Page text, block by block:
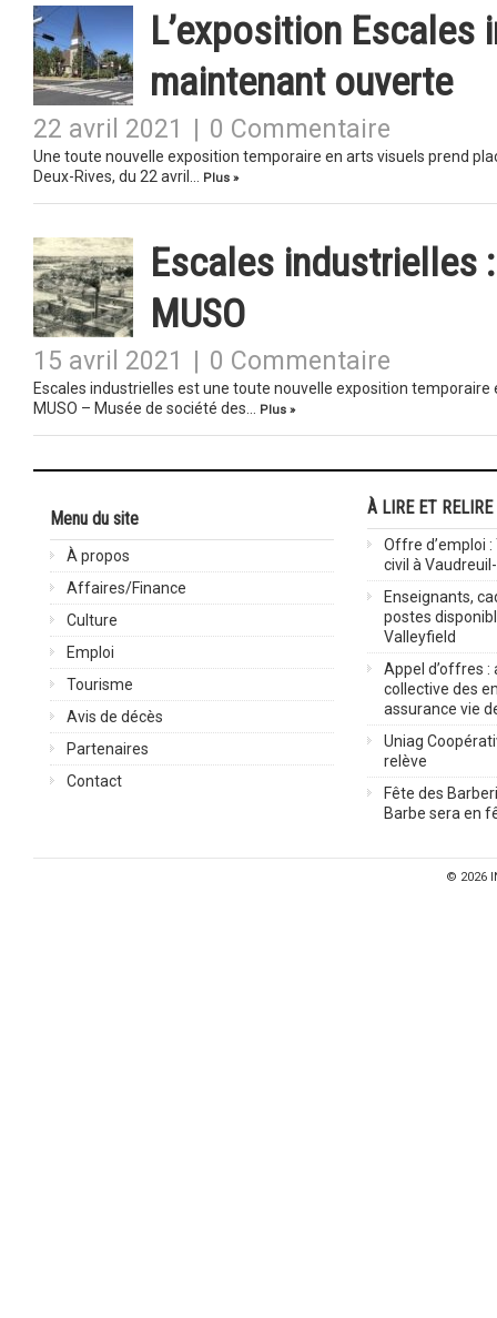
L’exposition Escales
maintenant ouverte
22 avril 2021 0 Commentaire
Une toute nouvelle exposition temporaire en arts visuels prend
Deux-Rives, du 22 avril…
Plus »
Escales industrielles
MUSO
15 avril 2021 0 Commentaire
Escales industrielles est une toute nouvelle exposition
MUSO – Musée de société des…
Plus »
Menu du site
À propos
Affaires/Finance
Culture
Emploi
Tourisme
Avis de décès
Partenaires
Contact
À LIRE ET RELIRE
Offre d’emploi
civil à
Enseignants,
postes
Valleyfield
Appel d’offres :
collective des
assurance vie
Uniag
relève
Fête des
Barbe sera en
© 2026